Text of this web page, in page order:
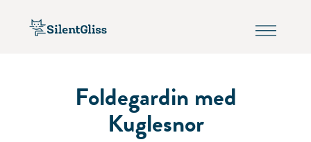
Foldegardin med
Kuglesnor